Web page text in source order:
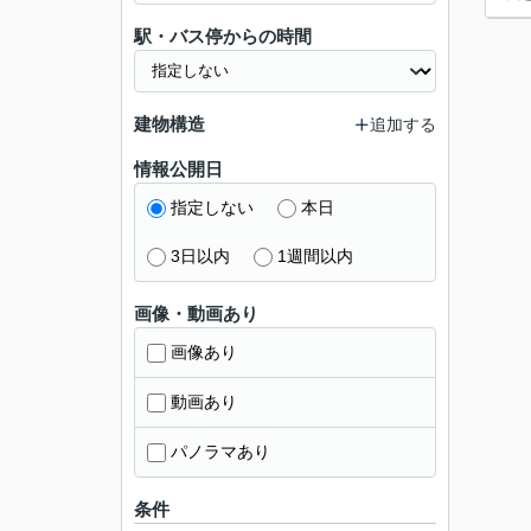
駅・バス停からの時間
建物構造 追加する
情報公開日
指定しない 本日
3日以内 1週間以内
画像・動画あり
画像あり
動画あり
パノラマあり
条件